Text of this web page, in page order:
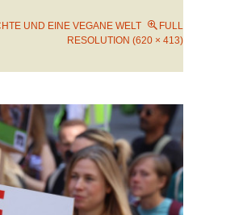
UND EINE VEGANE WELT
FULL
RESOLUTION (620 × 413)